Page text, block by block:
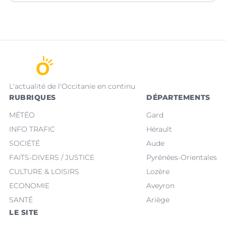
L'actualité de l'Occitanie en continu
RUBRIQUES
MÉTÉO
INFO TRAFIC
SOCIÉTÉ
FAITS-DIVERS / JUSTICE
CULTURE & LOISIRS
ECONOMIE
SANTÉ
DÉPARTEMENTS
Gard
Hérault
Aude
Pyrénées-Orientales
Lozère
Aveyron
Ariège
LE SITE